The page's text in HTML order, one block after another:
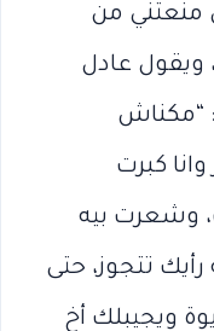
منعتني من
ويقول عادل
“مكناش
كبرت
وشعرت بيه
تتجوز، حتى
ويجيبلك أخ